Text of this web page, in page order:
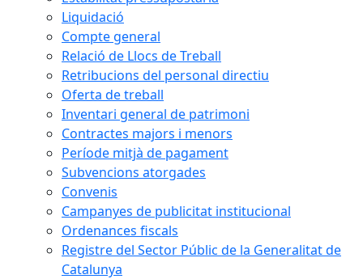
Liquidació
Compte general
Relació de Llocs de Treball
Retribucions del personal directiu
Oferta de treball
Inventari general de patrimoni
Contractes majors i menors
Període mitjà de pagament
Subvencions atorgades
Convenis
Campanyes de publicitat institucional
Ordenances fiscals
Registre del Sector Públic de la Generalitat de
Catalunya